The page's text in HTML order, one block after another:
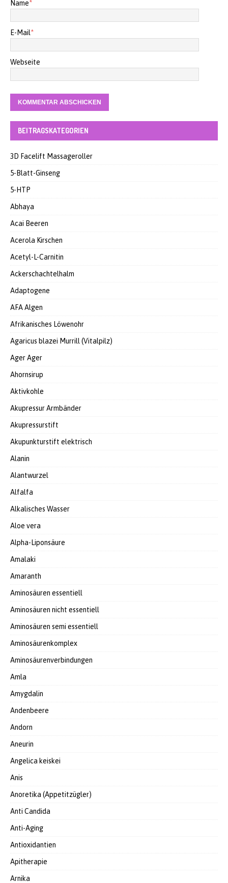
Name*
E-Mail*
Webseite
BEITRAGSKATEGORIEN
3D Facelift Massageroller
5-Blatt-Ginseng
5-HTP
Abhaya
Acai Beeren
Acerola Kirschen
Acetyl-L-Carnitin
Ackerschachtelhalm
Adaptogene
AFA Algen
Afrikanisches Löwenohr
Agaricus blazei Murrill (Vitalpilz)
Ager Ager
Ahornsirup
Aktivkohle
Akupressur Armbänder
Akupressurstift
Akupunkturstift elektrisch
Alanin
Alantwurzel
Alfalfa
Alkalisches Wasser
Aloe vera
Alpha-Liponsäure
Amalaki
Amaranth
Aminosäuren essentiell
Aminosäuren nicht essentiell
Aminosäuren semi essentiell
Aminosäurenkomplex
Aminosäurenverbindungen
Amla
Amygdalin
Andenbeere
Andorn
Aneurin
Angelica keiskei
Anis
Anoretika (Appetitzügler)
Anti Candida
Anti-Aging
Antioxidantien
Apitherapie
Arnika